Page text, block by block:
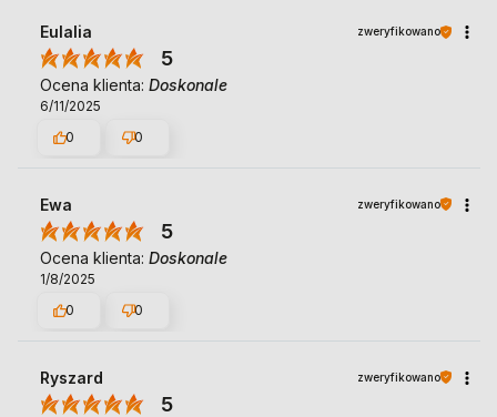
Eulalia zweryfikowano
5
Ocena klienta: Doskonale
6/11/2025
0
0
Ewa zweryfikowano
5
Ocena klienta: Doskonale
1/8/2025
0
0
Ryszard zweryfikowano
5